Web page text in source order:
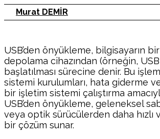
Murat DEMİR
USB’den önyükleme, bilgisayarın
depolama cihazından (örneğin,
başlatılması sürecine denir. Bu
sistemi kurulumları, hata giderme
bir işletim sistemi çalıştırma
USB’den önyükleme, geleneksel
veya optik sürücülerden daha hızlı
bir çözüm sunar.